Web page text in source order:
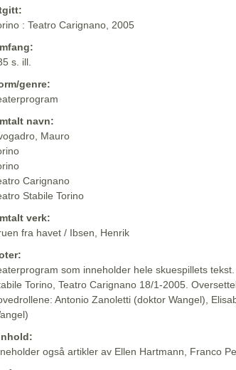
: Teatro Carignano, 2005
s. ill.
genre:
navn:
Mauro
Carignano
Stabile Torino
verk:
fra havet / Ibsen, Henrik
som inneholder hele skuespillets
Torino, Teatro Carignano 18/1-2005.
Antonio Zanoletti (doktor Wangel),
også artikler av Ellen Hartmann, Franco